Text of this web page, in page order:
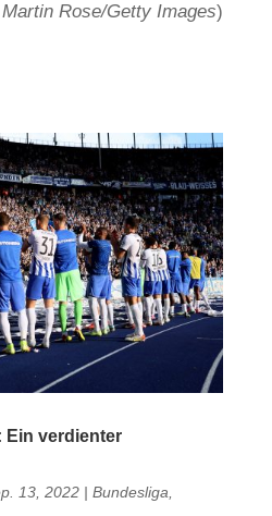
Rose/Getty Images)
Ein verdienter
13, 2022| Bundesliga